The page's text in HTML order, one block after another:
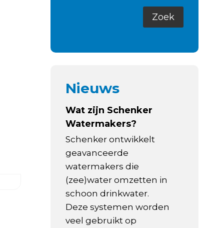
Nieuws
Wat zijn Schenker
Watermakers?
Schenker ontwikkelt
geavanceerde
watermakers die
(zee)water omzetten in
schoon drinkwater.
Deze systemen worden
veel gebruikt op